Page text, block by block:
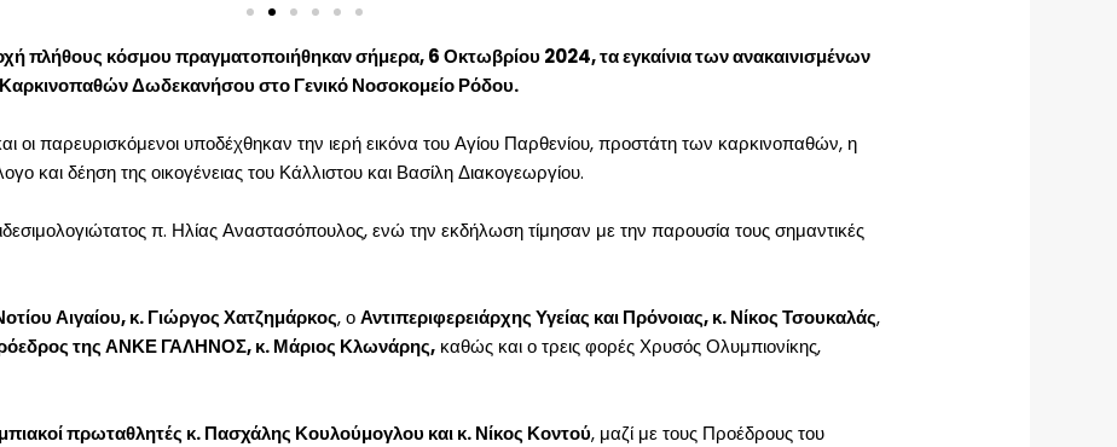
πλήθους κόσμου πραγματοποιήθηκαν σήμερα, 6 Οκτωβρίου 2024, τα εγκαίνια των ανακαινισμένων
Δωδεκανήσου στο Γενικό Νοσοκομείο Ρόδου.
οι παρευρισκόμενοι υποδέχθηκαν την ιερή εικόνα του Αγίου Παρθενίου, προστάτη των καρκινοπαθών, η
και δέηση της οικογένειας του Κάλλιστου και Βασίλη Διακογεωργίου.
π. Ηλίας Αναστασόπουλος, ενώ την εκδήλωση τίμησαν με την παρουσία τους σημαντικές
Αιγαίου, κ. Γιώργος Χατζημάρκος, οΑντιπεριφερειάρχης Υγείας και Πρόνοιας, κ. Νίκος Τσουκαλάς,
της ΑΝΚΕ ΓΑΛΗΝΟΣ, κ. Μάριος Κλωνάρης, καθώς και ο τρεις φορές Χρυσός Ολυμπιονίκης,
πρωταθλητές κ. Πασχάλης Κουλούμογλου και κ. Νίκος Κοντού, μαζί με τους Προέδρους του